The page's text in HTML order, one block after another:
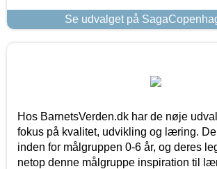
Se udvalget på
Hos BarnetsVerden.dk har de nøje
fokus på kvalitet, udvikling og læring.
inden for målgruppen 0-6 år, og deres
netop denne målgruppe inspiration til